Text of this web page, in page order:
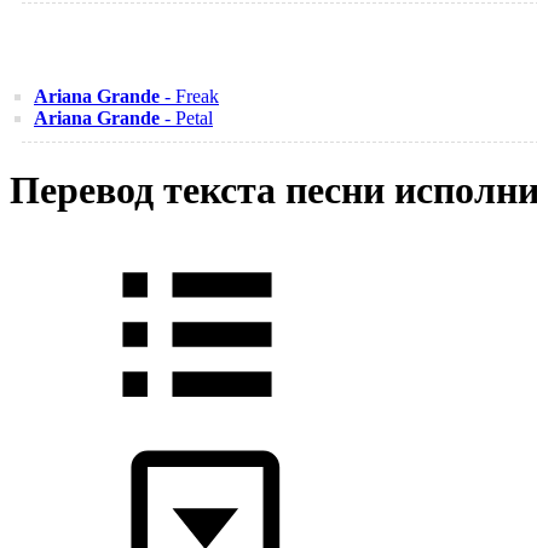
Ariana Grande - Freak
Ariana Grande - Petal
Перевод текста песни